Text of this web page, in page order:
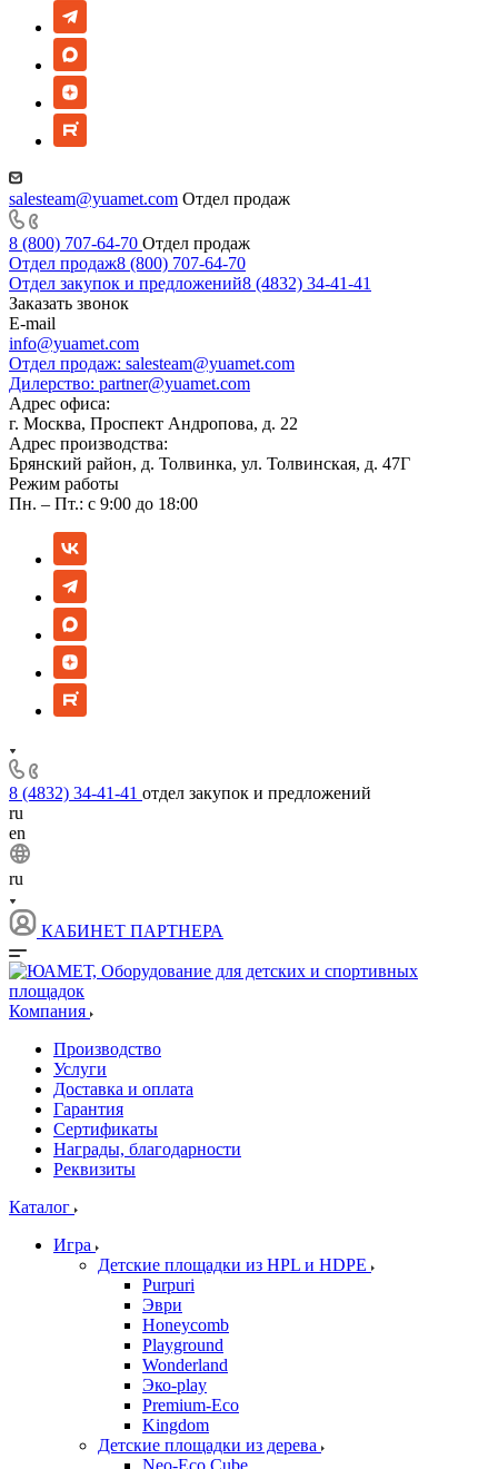
salesteam@yuamet.com Отдел продаж
8 (800) 707-64-70 Отдел продаж
Отдел продаж8 (800) 707-64-70
Отдел закупок и предложений8 (4832) 34-41-41
Заказать звонок
E-mail
info@yuamet.com
Отдел продаж: salesteam@yuamet.com
Дилерство: partner@yuamet.com
Адрес офиса:
г. Москва, Проспект Андропова, д. 22
Адрес производства:
Брянский район, д. Толвинка, ул. Толвинская, д. 47Г
Режим работы
Пн. – Пт.: с 9:00 до 18:00
8 (4832) 34-41-41 отдел закупок и предложений
ru
en
ru
КАБИНЕТ ПАРТНЕРА
Компания
Производство
Услуги
Доставка и оплата
Гарантия
Сертификаты
Награды, благодарности
Реквизиты
Каталог
Игра
Детские площадки из HPL и HDPE
Purpuri
Эври
Honeycomb
Playground
Wonderland
Эко-play
Premium-Eco
Kingdom
Детские площадки из дерева
Neo-Eco Cube